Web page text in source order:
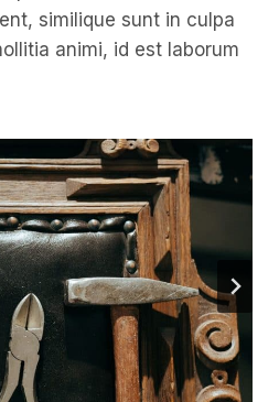
similique sunt in culpa
animi, id est laborum